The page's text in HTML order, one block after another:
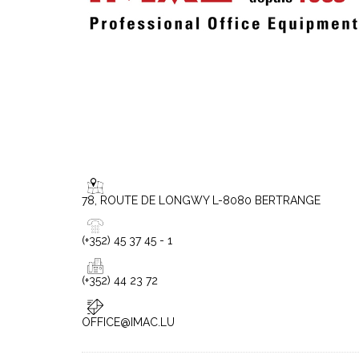
78, ROUTE DE LONGWY L-8080 BERTRANGE
(+352) 45 37 45 - 1
(+352) 44 23 72
OFFICE@IMAC.LU